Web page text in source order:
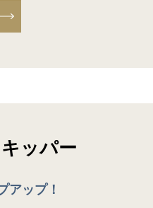
ッパー
アップ！